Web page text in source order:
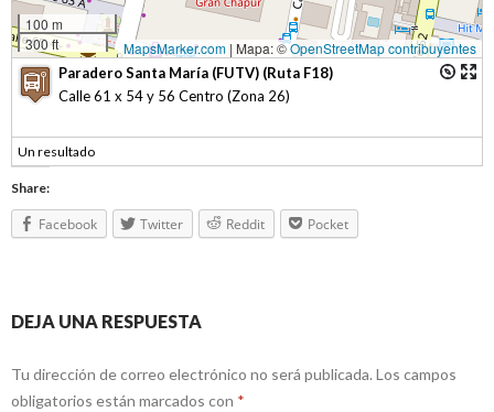
100 m
300 ft
MapsMarker.com | Mapa: ©OpenStreetMap contribuyentes
Paradero Santa María (FUTV) (Ruta F18)
Calle 61 x 54 y 56 Centro (Zona 26)
Un resultado
Share:
Facebook Twitter Reddit Pocket
DEJA UNA RESPUESTA
Tu dirección de correo electrónico no será publicada. Los campos
obligatorios están marcados con *